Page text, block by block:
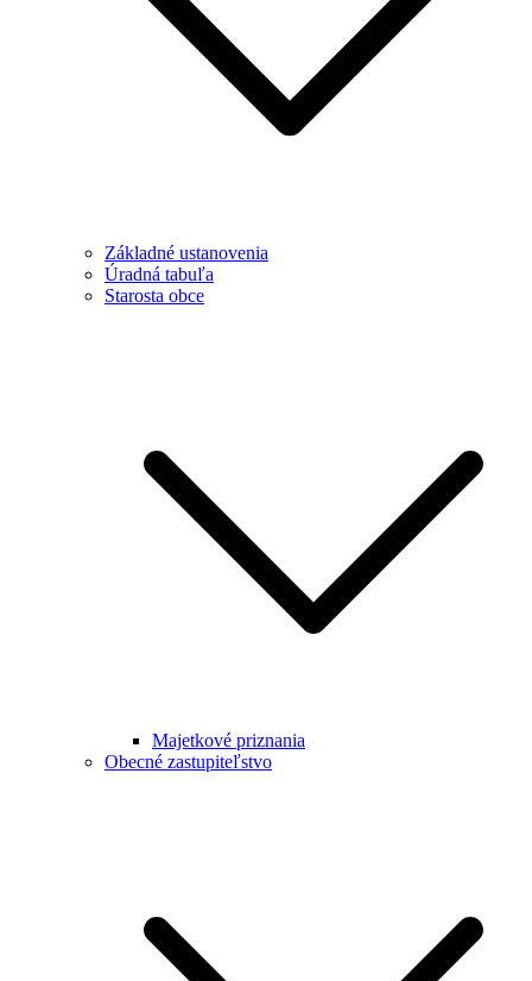
Základné ustanovenia
Úradná tabuľa
Starosta obce
Majetkové priznania
Obecné zastupiteľstvo